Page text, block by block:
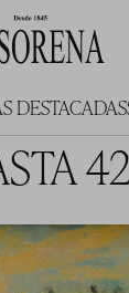
DESTACADAS